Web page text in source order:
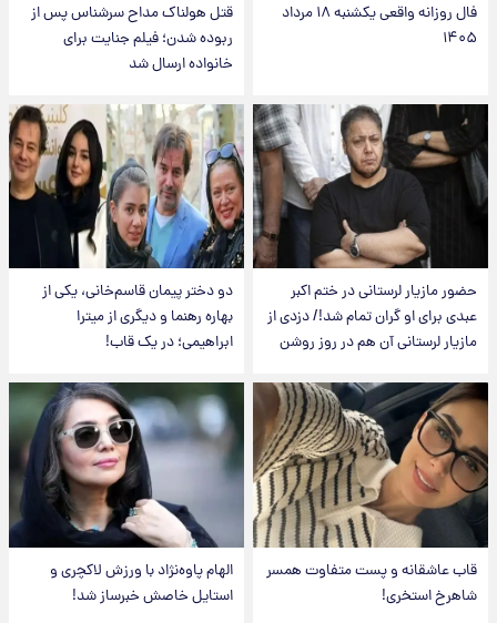
فال روزانه واقعی یکشنبه ۱۸ مرداد
۱۴۰۵
قتل هولناک مداح سرشناس پس از
ربوده شدن؛ فیلم جنایت برای
خانواده ارسال شد
حضور مازیار لرستانی در ختم اکبر
عبدی برای او گران تمام شد!/ دزدی از
مازیار لرستانی آن هم در روز روشن
دو دختر پیمان قاسم‌خانی، یکی از
بهاره رهنما و دیگری از میترا
ابراهیمی؛ در یک قاب!
قاب عاشقانه و پست متفاوت همسر
شاهرخ استخری!
الهام پاوه‌نژاد با ورزش لاکچری و
استایل خاصش خبرساز شد!